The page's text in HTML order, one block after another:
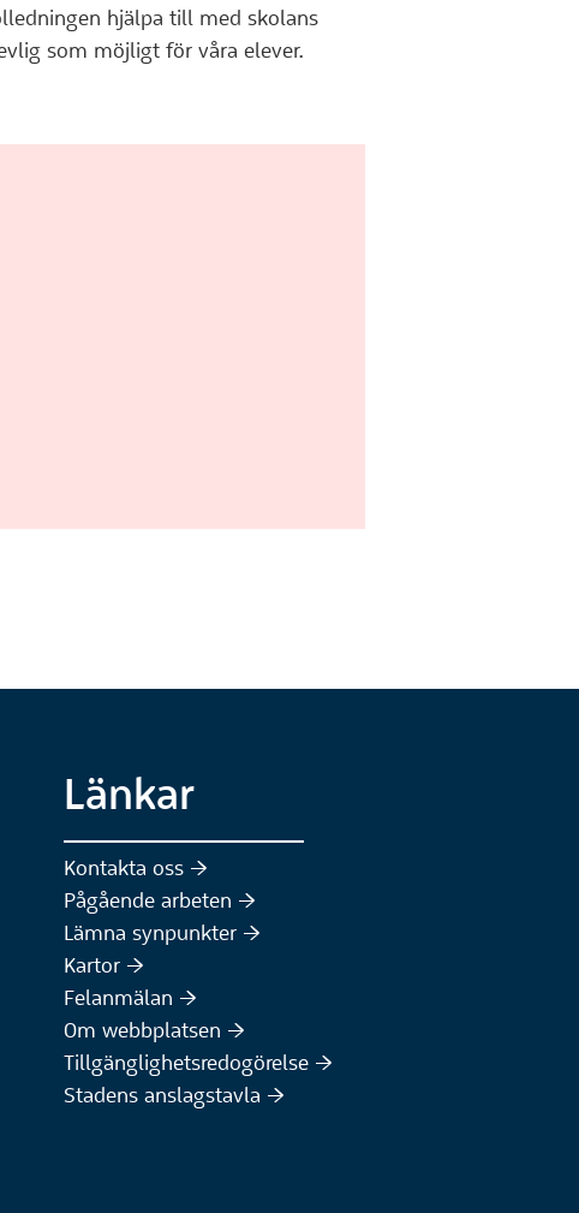
hjälpa till med skolans
som möjligt för våra elever.
Länkar
Kontakta oss :höger:
Pågående arbeten :höger:
Lämna synpunkter :höger:(Extern webbplats)
Kartor :höger:(Extern webbplats)
Felanmälan :höger:(Extern webbplats)
Om webbplatsen :höger:
Tillgänglighetsredogörelse :höger:
Stadens anslagstavla :höger: